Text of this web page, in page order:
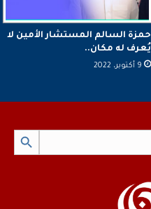
حمزة السالم المستشار الأمين لا
يُعرف له مكان..
9 أكتوبر، 2022
Search Button